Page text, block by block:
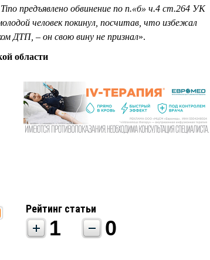
предъявлено обвинение по п.«б» ч.4 ст.264 УК
человек покинул, посчитав, что избежал
ДТП, – он свою вину не признал».
области
Рейтинг статьи
1 0